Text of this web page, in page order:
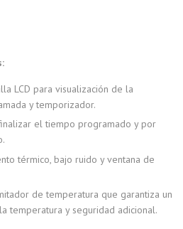
LCD para visualización de la
y temporizador.
el tiempo programado y por
térmico, bajo ruido y ventana de
de temperatura que garantiza un
temperatura y seguridad adicional.